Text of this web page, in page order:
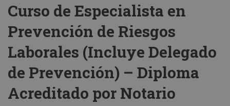
Curso de Especialista en
Prevención de Riesgos
Laborales (Incluye Delegado
de Prevención) – Diploma
Acreditado por Notario